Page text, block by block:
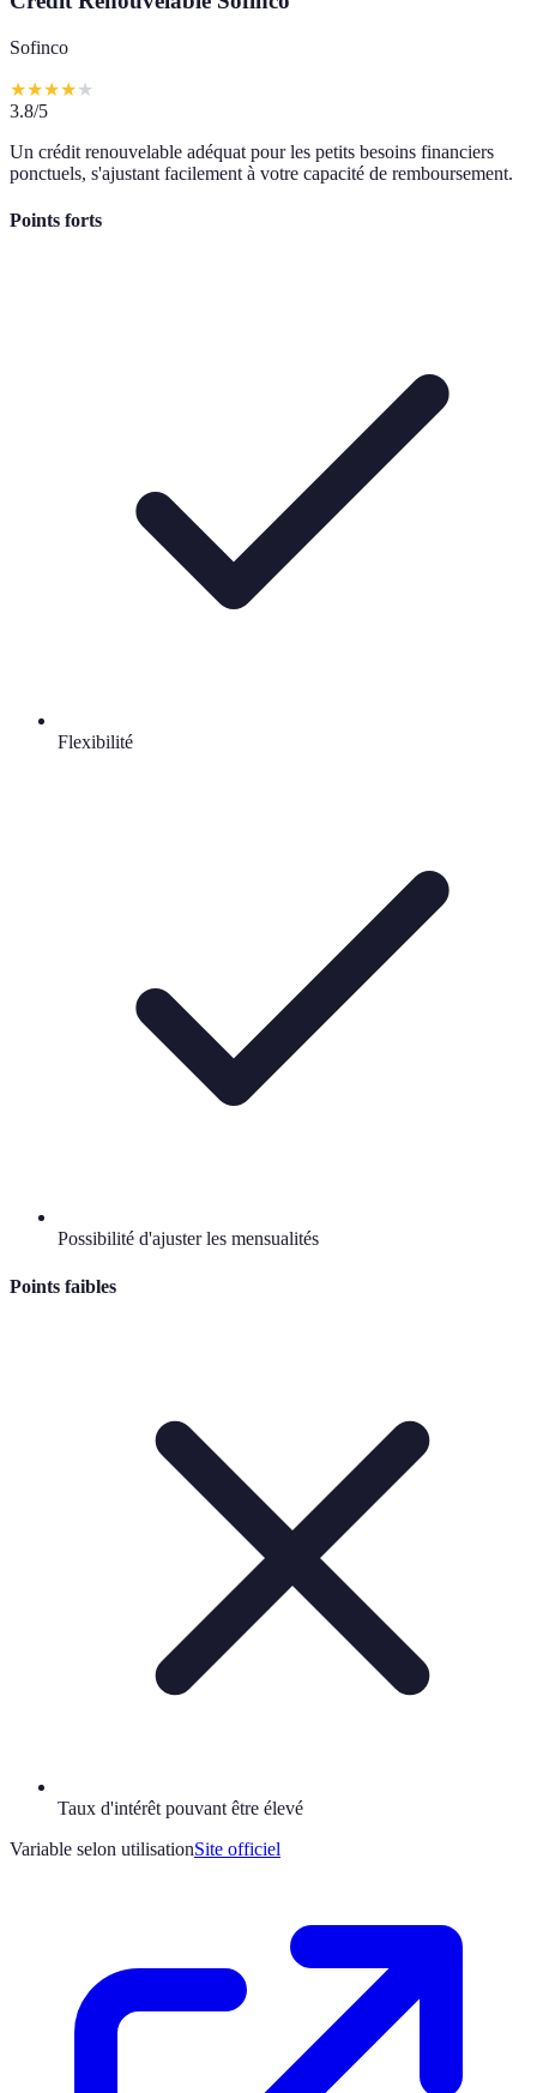
Sofinco
★★★★★
3.8/5
Un crédit renouvelable adéquat pour les petits besoins financiers
ponctuels, s'ajustant facilement à votre capacité de remboursement.
Points forts
Flexibilité
Possibilité d'ajuster les mensualités
Points faibles
Taux d'intérêt pouvant être élevé
Variable selon utilisationSite officiel